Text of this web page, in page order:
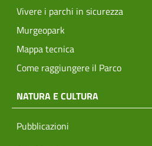
Vivere i parchi in sicurezza
Murgeopark
Mappa tecnica
Come raggiungere il Parco
NATURA E CULTURA
Pubblicazioni